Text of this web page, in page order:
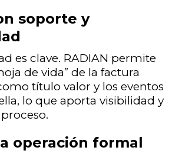
soporte y
es clave. RADIAN permite
de vida” de la factura
título valor y los eventos
lo que aporta visibilidad y
operación formal